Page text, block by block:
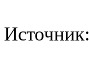
Источник: